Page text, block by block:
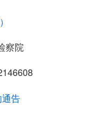
察院
告